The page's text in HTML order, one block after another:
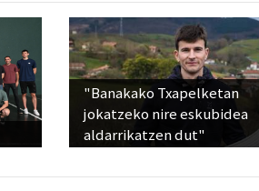
"Banakako Txapelketan
jokatzeko nire eskubidea
aldarrikatzen dut"